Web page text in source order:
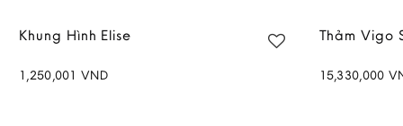
Khung Hình Elise
1,250,001 VND
Thảm Vigo
15,330,000